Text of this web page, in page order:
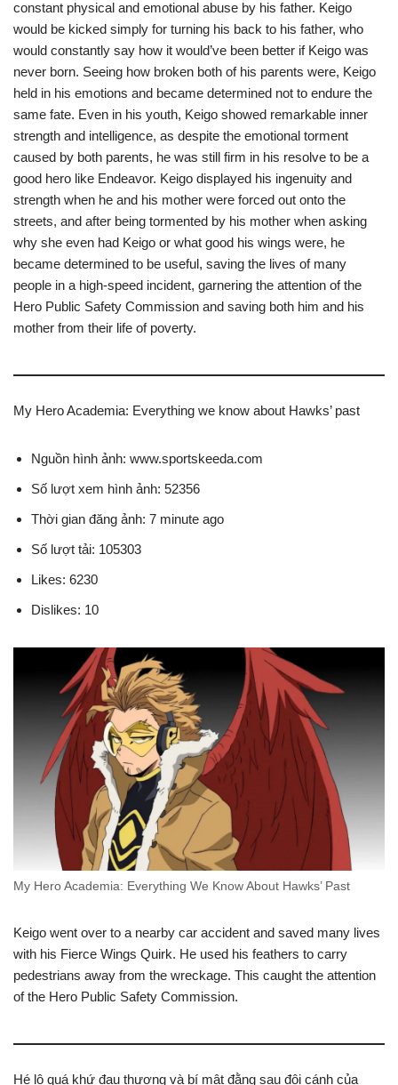
constant physical and emotional abuse by his father. Keigo
would be kicked simply for turning his back to his father, who
would constantly say how it would’ve been better if Keigo was
never born. Seeing how broken both of his parents were, Keigo
held in his emotions and became determined not to endure the
same fate. Even in his youth, Keigo showed remarkable inner
strength and intelligence, as despite the emotional torment
caused by both parents, he was still firm in his resolve to be a
good hero like Endeavor. Keigo displayed his ingenuity and
strength when he and his mother were forced out onto the
streets, and after being tormented by his mother when asking
why she even had Keigo or what good his wings were, he
became determined to be useful, saving the lives of many
people in a high-speed incident, garnering the attention of the
Hero Public Safety Commission and saving both him and his
mother from their life of poverty.
My Hero Academia: Everything we know about Hawks’ past
Nguồn hình ảnh: www.sportskeeda.com
Số lượt xem hình ảnh: 52356
Thời gian đăng ảnh: 7 minute ago
Số lượt tải: 105303
Likes: 6230
Dislikes: 10
My Hero Academia: Everything We Know About Hawks’ Past
Keigo went over to a nearby car accident and saved many lives
with his Fierce Wings Quirk. He used his feathers to carry
pedestrians away from the wreckage. This caught the attention
of the Hero Public Safety Commission.
Hé lộ quá khứ đau thương và bí mật đằng sau đôi cánh của